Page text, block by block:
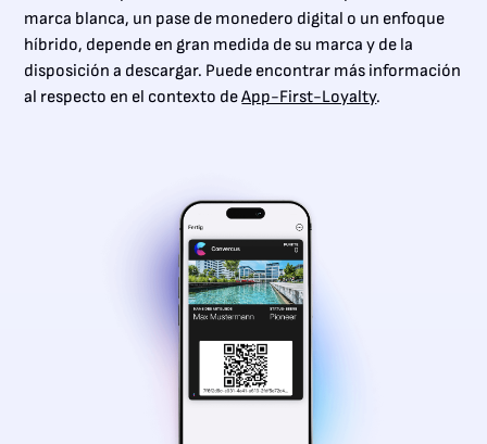
marca blanca, un pase de monedero digital o un enfoque
híbrido, depende en gran medida de su marca y de la
disposición a descargar. Puede encontrar más información
al respecto en el contexto deApp-First-Loyalty.